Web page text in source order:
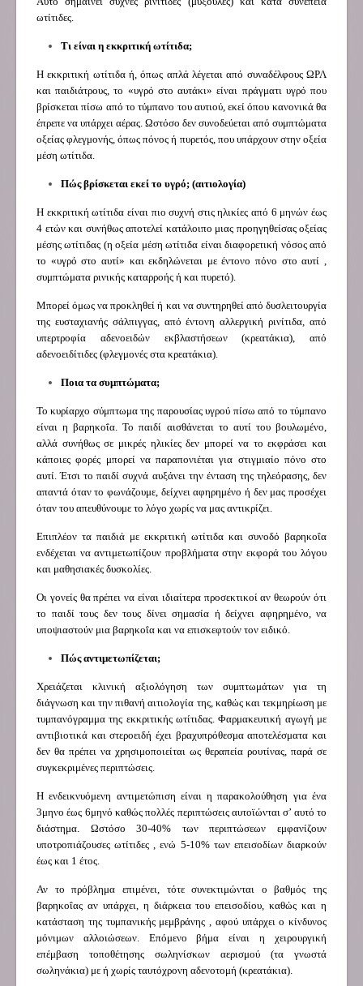
ωτίτιδες.
Τι είναι η εκκριτική ωτίτιδα;
Η εκκριτική ωτίτιδα ή, όπως απλά λέγεται από συναδέλφους ΩΡΛ
και παιδιάτρους, το «υγρό στο αυτάκι» είναι πράγματι υγρό που
βρίσκεται πίσω από το τύμπανο του αυτιού, εκεί όπου κανονικά θα
έπρεπε να υπάρχει αέρας. Ωστόσο δεν συνοδεύεται από συμπτώματα
οξείας φλεγμονής, όπως πόνος ή πυρετός, που υπάρχουν στην οξεία
μέση ωτίτιδα.
Πώς βρίσκεται εκεί το υγρό; (αιτιολογία)
Η εκκριτική ωτίτιδα είναι πιο συχνή στις ηλικίες από 6 μηνών έως
4 ετών και συνήθως αποτελεί κατάλοιπο μιας προηγηθείσας οξείας
μέσης ωτίτιδας (η οξεία μέση ωτίτιδα είναι διαφορετική νόσος από
το «υγρό στο αυτί» και εκδηλώνεται με έντονο πόνο στο αυτί ,
συμπτώματα ρινικής καταρροής ή και πυρετό).
Μπορεί όμως να προκληθεί ή και να συντηρηθεί από δυσλειτουργία
της ευσταχιανής σάλπιγγας, από έντονη αλλεργική ρινίτιδα, από
υπερτροφία αδενοειδών εκβλαστήσεων (κρεατάκια), από
αδενοειδίτιδες (φλεγμονές στα κρεατάκια).
Ποια τα συμπτώματα;
Το κυρίαρχο σύμπτωμα της παρουσίας υγρού πίσω από το τύμπανο
είναι η βαρηκοΐα. Το παιδί αισθάνεται το αυτί του βουλωμένο,
αλλά συνήθως σε μικρές ηλικίες δεν μπορεί να το εκφράσει και
κάποιες φορές μπορεί να παραπονιέται για στιγμιαίο πόνο στο
αυτί. Έτσι το παιδί συχνά αυξάνει την ένταση της τηλεόρασης, δεν
απαντά όταν το φωνάζουμε, δείχνει αφηρημένο ή δεν μας προσέχει
όταν του απευθύνουμε το λόγο χωρίς να μας αντικρίζει.
Επιπλέον τα παιδιά με εκκριτική ωτίτιδα και συνοδό βαρηκοΐα
ενδέχεται να αντιμετωπίζουν προβλήματα στην εκφορά του λόγου
και μαθησιακές δυσκολίες.
Οι γονείς θα πρέπει να είναι ιδιαίτερα προσεκτικοί αν θεωρούν ότι
το παιδί τους δεν τους δίνει σημασία ή δείχνει αφηρημένο, να
υποψιαστούν μια βαρηκοΐα και να επισκεφτούν τον ειδικό.
Πώς αντιμετωπίζεται;
Χρειάζεται κλινική αξιολόγηση των συμπτωμάτων για τη
διάγνωση και την πιθανή αιτιολογία της, καθώς και τεκμηρίωση με
τυμπανόγραμμα της εκκριτικής ωτίτιδας. Φαρμακευτική αγωγή με
αντιβιοτικά και στεροειδή έχει βραχυπρόθεσμα αποτελέσματα και
δεν θα πρέπει να χρησιμοποιείται ως θεραπεία ρουτίνας, παρά σε
συγκεκριμένες περιπτώσεις.
Η ενδεικνυόμενη αντιμετώπιση είναι η παρακολούθηση για ένα
3μηνο έως 6μηνό καθώς πολλές περιπτώσεις αυτοϊώνται σ’ αυτό το
διάστημα. Ωστόσο 30-40% των περιπτώσεων εμφανίζουν
υποτροπιάζουσες ωτίτιδες , ενώ 5-10% των επεισοδίων διαρκούν
έως και 1 έτος.
Αν το πρόβλημα επιμένει, τότε συνεκτιμώνται ο βαθμός της
βαρηκοΐας αν υπάρχει, η διάρκεια του επεισοδίου, καθώς και η
κατάσταση της τυμπανικής μεμβράνης , αφού υπάρχει ο κίνδυνος
μόνιμων αλλοιώσεων. Επόμενο βήμα είναι η χειρουργική
επέμβαση τοποθέτησης σωληνίσκων αερισμού (τα γνωστά
σωληνάκια) με ή χωρίς ταυτόχρονη αδενοτομή (κρεατάκια).